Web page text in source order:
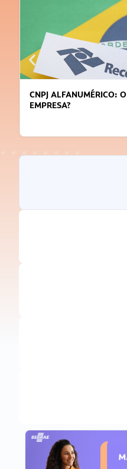
CNPJ ALFANUMÉRICO:
EMPRESA?